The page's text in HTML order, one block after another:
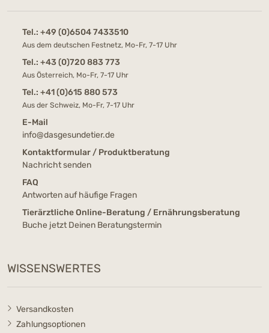
Tel.: +49 (0)6504 7433510
Aus dem deutschen Festnetz, Mo-Fr, 7-17 Uhr
Tel.: +43 (0)720 883 773
Aus Österreich, Mo-Fr, 7-17 Uhr
Tel.: +41 (0)615 880 573
Aus der Schweiz, Mo-Fr, 7-17 Uhr
E-Mail
info@dasgesundetier.de
Kontaktformular / Produktberatung
Nachricht senden
FAQ
Antworten auf häufige Fragen
Tierärztliche Online-Beratung / Ernährungsberatung
Buche jetzt Deinen Beratungstermin
WISSENSWERTES
Versandkosten
Zahlungsoptionen